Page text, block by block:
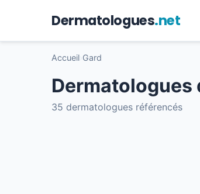
Dermatologues.net
Accueil Gard
Dermatologues
35 dermatologues référencés